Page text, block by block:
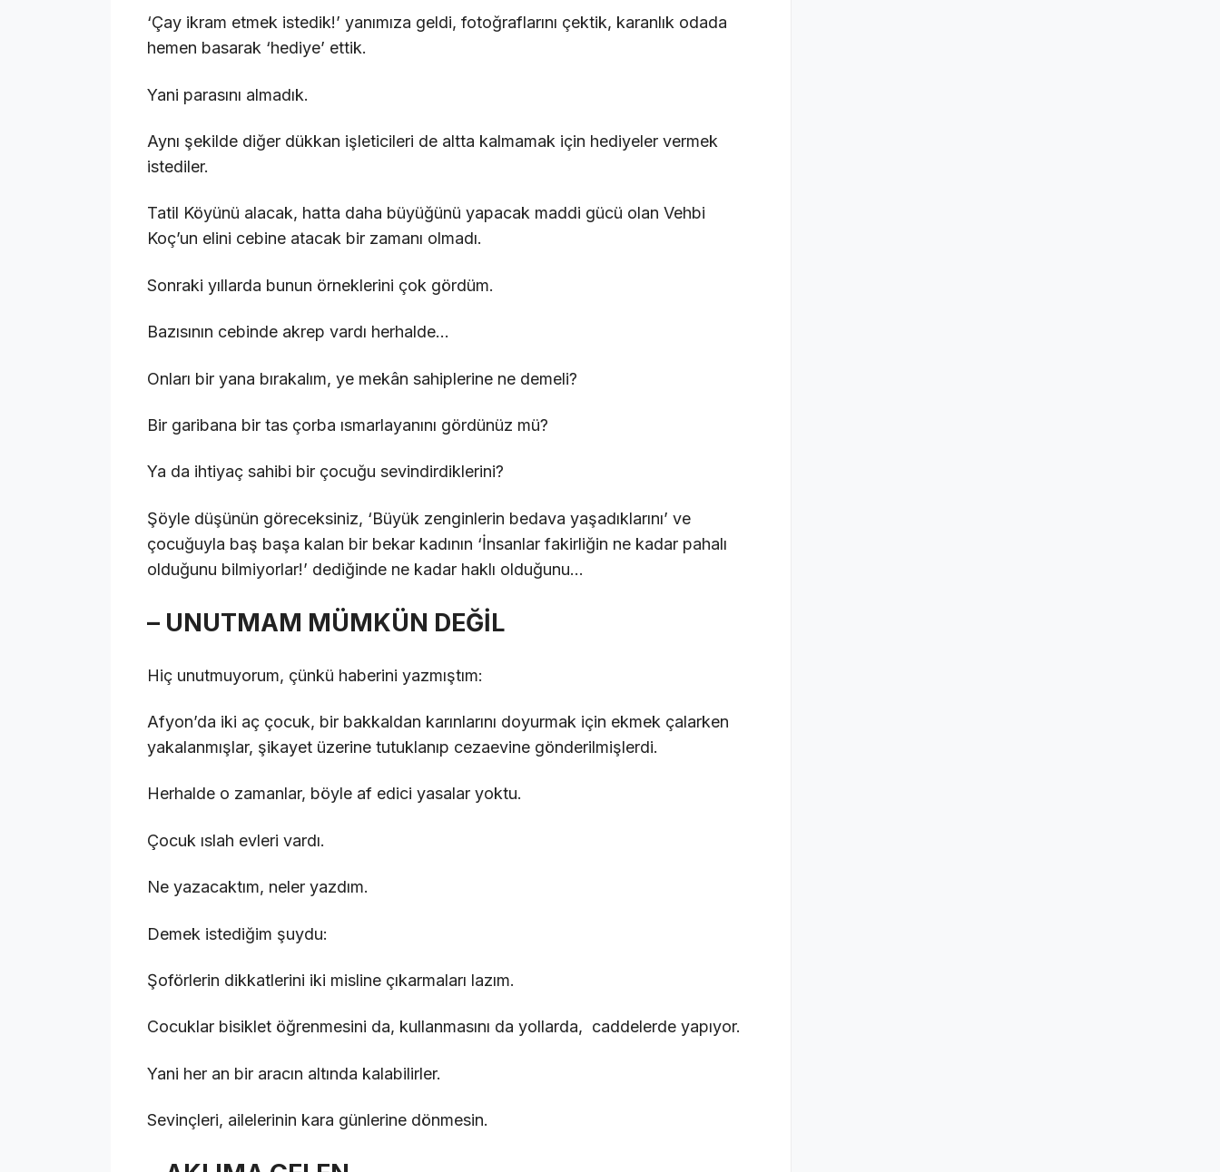
‘Çay ikram etmek istedik!’ yanımıza geldi, fotoğraflarını çektik, karanlık odada
hemen basarak ‘hediye’ ettik.
Yani parasını almadık.
Aynı şekilde diğer dükkan işleticileri de altta kalmamak için hediyeler vermek
istediler.
Tatil Köyünü alacak, hatta daha büyüğünü yapacak maddi gücü olan Vehbi
Koç’un elini cebine atacak bir zamanı olmadı.
Sonraki yıllarda bunun örneklerini çok gördüm.
Bazısının cebinde akrep vardı herhalde…
Onları bir yana bırakalım, ye mekân sahiplerine ne demeli?
Bir garibana bir tas çorba ısmarlayanını gördünüz mü?
Ya da ihtiyaç sahibi bir çocuğu sevindirdiklerini?
Şöyle düşünün göreceksiniz, ‘Büyük zenginlerin bedava yaşadıklarını’ ve
çocuğuyla baş başa kalan bir bekar kadının ‘İnsanlar fakirliğin ne kadar pahalı
olduğunu bilmiyorlar!’ dediğinde ne kadar haklı olduğunu…
– UNUTMAM MÜMKÜN DEĞİL
Hiç unutmuyorum, çünkü haberini yazmıştım:
Afyon’da iki aç çocuk, bir bakkaldan karınlarını doyurmak için ekmek çalarken
yakalanmışlar, şikayet üzerine tutuklanıp cezaevine gönderilmişlerdi.
Herhalde o zamanlar, böyle af edici yasalar yoktu.
Çocuk ıslah evleri vardı.
Ne yazacaktım, neler yazdım.
Demek istediğim şuydu:
Şoförlerin dikkatlerini iki misline çıkarmaları lazım.
Cocuklar bisiklet öğrenmesini da, kullanmasını da yollarda, caddelerde yapıyor.
Yani her an bir aracın altında kalabilirler.
Sevinçleri, ailelerinin kara günlerine dönmesin.